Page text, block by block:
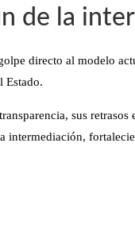
de la
directo al modelo
Estado.
sus retrasos
intermediación,